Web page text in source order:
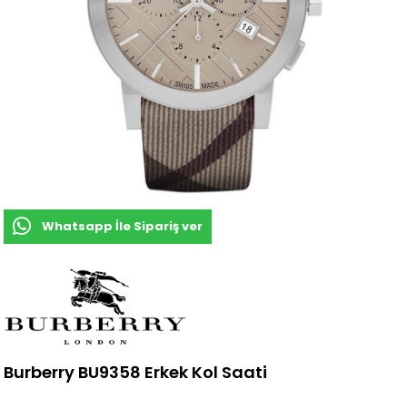
Whatsapp İle Sipariş ver
Burberry BU9358 Erkek Kol Saati